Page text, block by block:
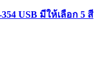
USB มีให้เลือก 5 สี